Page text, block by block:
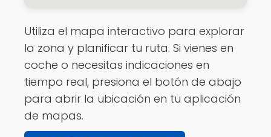
Utiliza el mapa interactivo para explorar
la zona y planificar tu ruta. Si vienes en
coche o necesitas indicaciones en
tiempo real, presiona el botón de abajo
para abrir la ubicación en tu aplicación
de mapas.